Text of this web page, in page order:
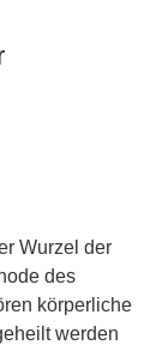
Wurzel der
des
körperliche
werden